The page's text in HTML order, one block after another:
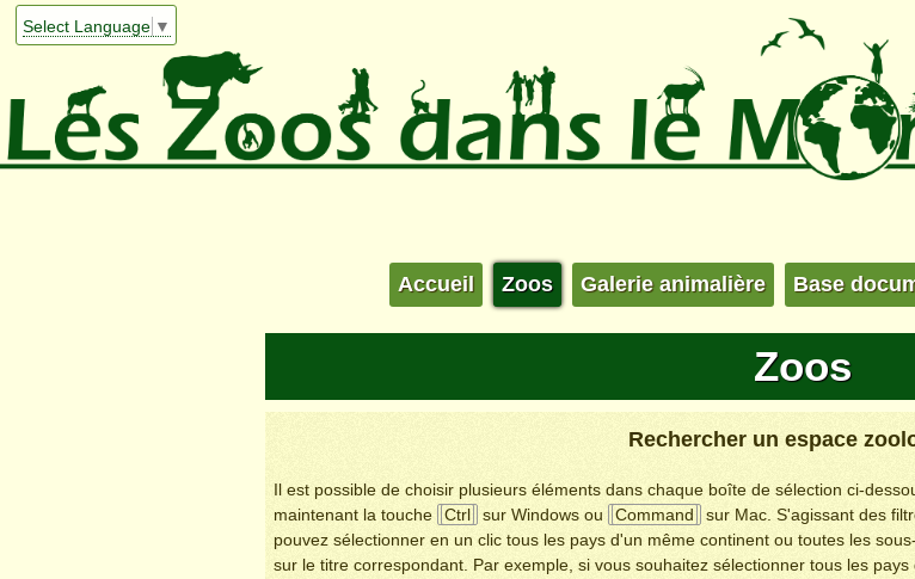
Select Language ▼
Accueil Zoos Galerie animalière Base
Zoos
Rechercher un espace
Il est possible de choisir plusieurs éléments dans chaque boîte de sélection ci-
maintenant la touche
Ctrl sur Windows ou Command
sur Mac. S'agissant des
pouvez sélectionner en un clic tous les pays d'un même continent ou toutes les
sur le titre correspondant. Par exemple, si vous souhaitez sélectionner tous les